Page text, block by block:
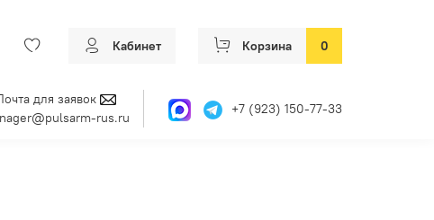
Кабинет Корзина 0
для заявок
rus.ru
+7 (923) 150-77-33